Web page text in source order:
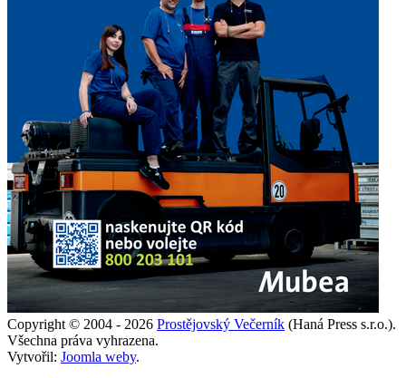
Copyright © 2004 - 2026 Prostějovský Večerník (Haná Press s.r.o.).
Všechna práva vyhrazena.
Vytvořil: Joomla weby.